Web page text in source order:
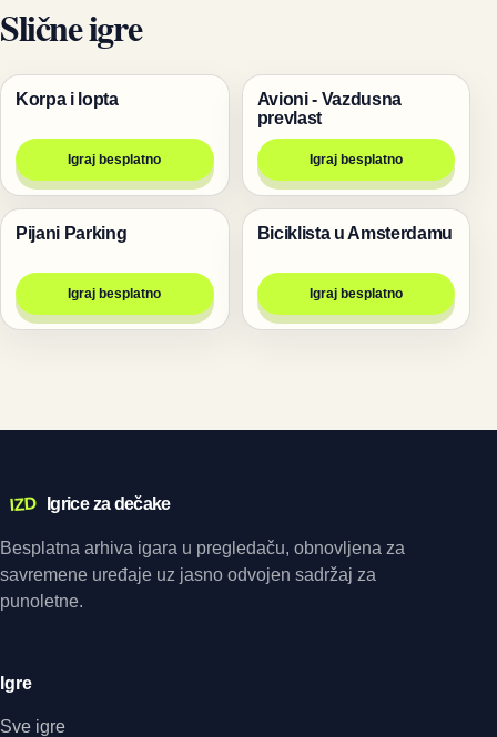
Slične igre
Igre
Korpa i lopta
Igraj besplatno
Igre
Avioni - Vazdusna
prevlast
Igraj besplatno
Trke
Pijani Parking
Igraj besplatno
Trke
Biciklista u Amsterdamu
Igraj besplatno
IZD Igrice za dečake
Besplatna arhiva igara u pregledaču, obnovljena za
savremene uređaje uz jasno odvojen sadržaj za
punoletne.
Igre
Sve igre